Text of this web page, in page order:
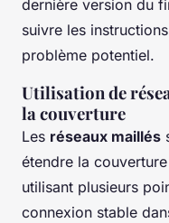
dernière version du
suivre les
problème potentiel.
Utilisation de
la couverture
Les réseaux maillés
étendre la
utilisant plusieurs
connexion stable